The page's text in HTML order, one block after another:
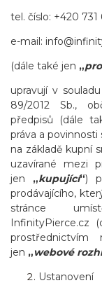
tel. číslo: +420 731
e-mail:
(dále také jen „
upravují v
89/2012 Sb.,
předpisů (dále
práva a
na základě kupní
uzavírané mezi
jen „kupující“)
prodávajícího,
stránce
InfinityPierce.cz
jen „webové